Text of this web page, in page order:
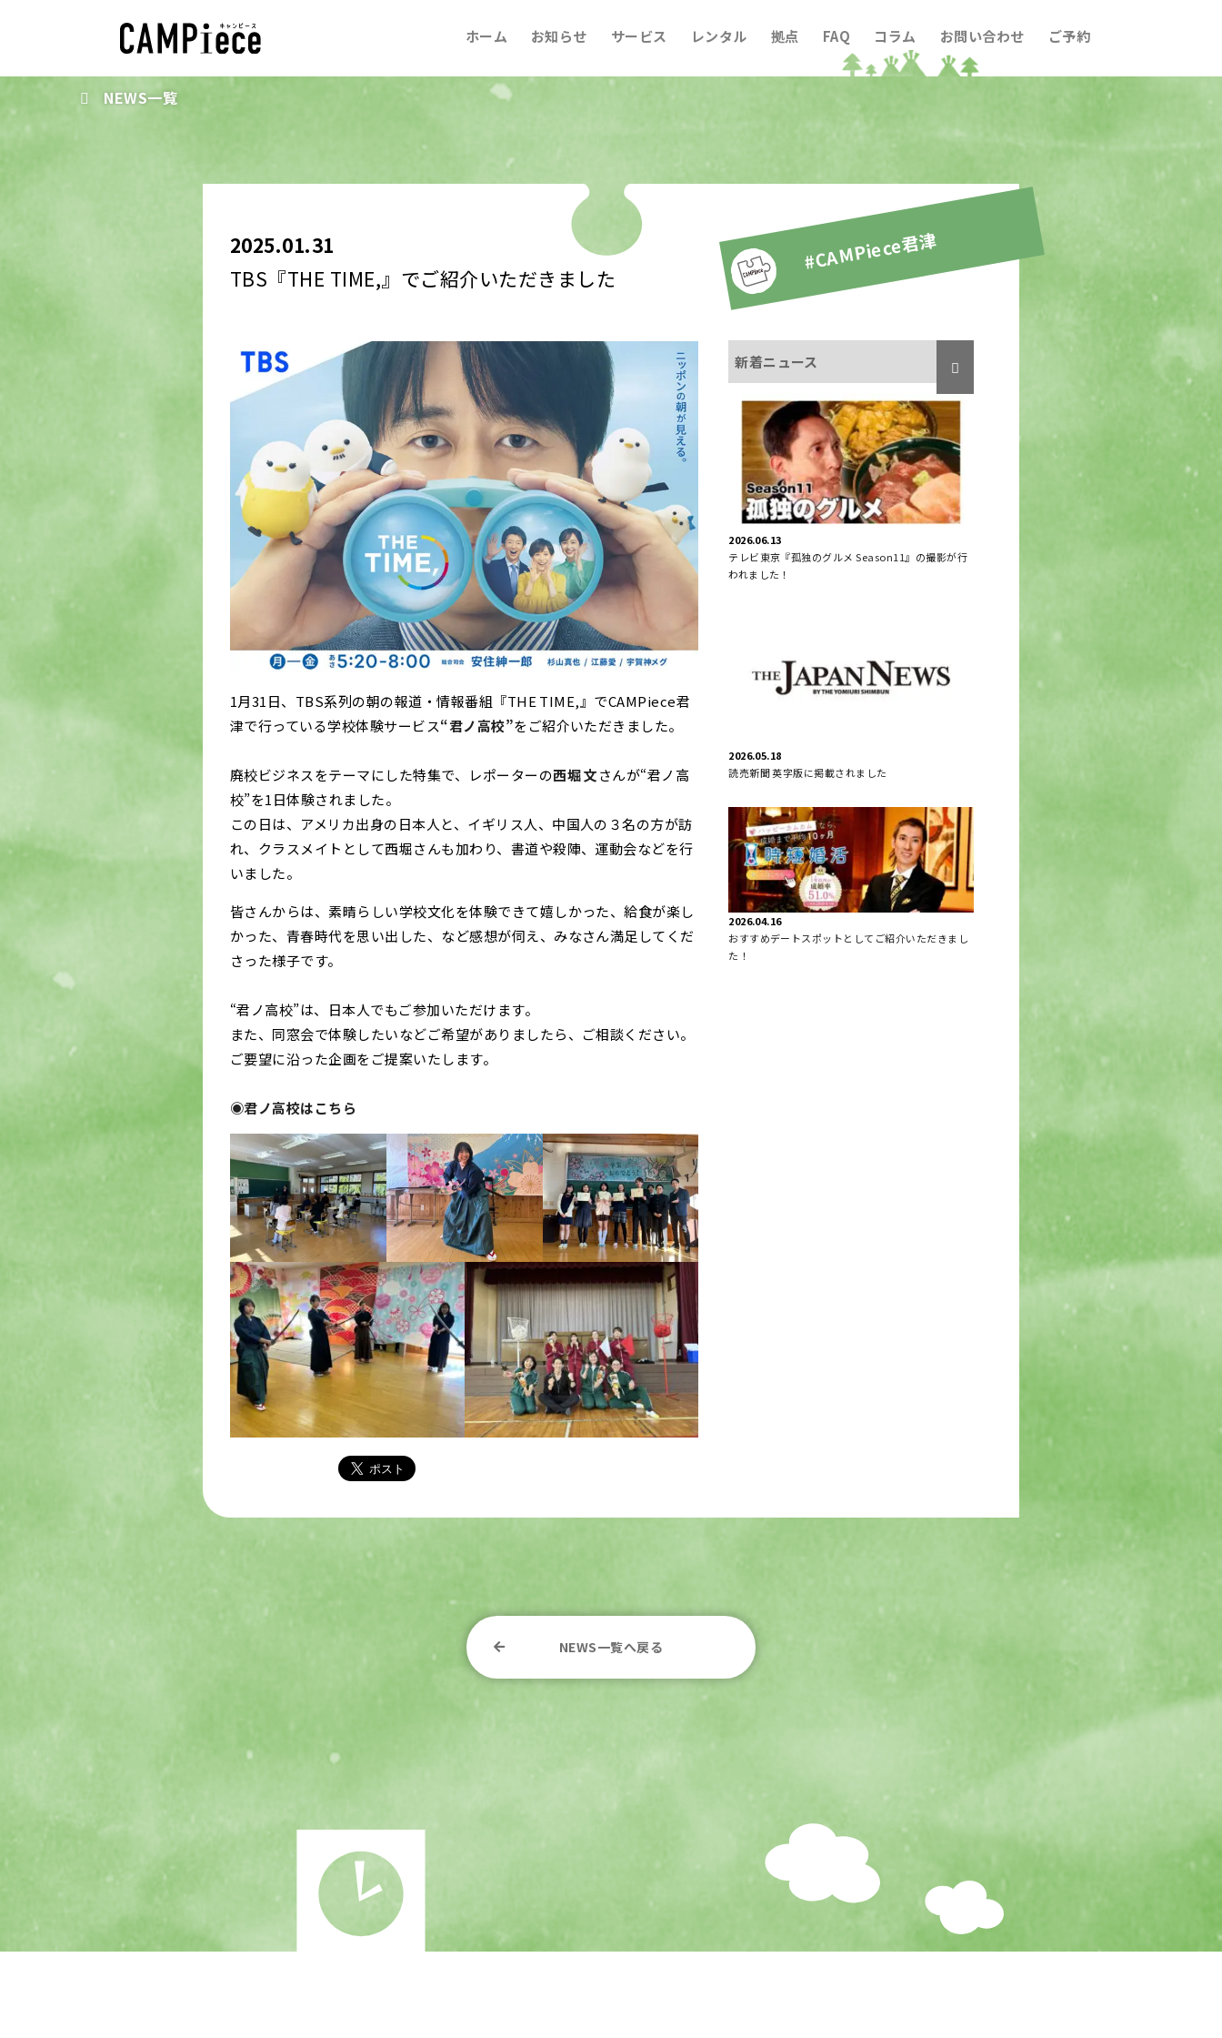
ホーム お知らせ サービス レンタル 拠点 FAQ コラム お問い合わせ ご予約
NEWS一覧
#CAMPiece君津
2025.01.31
TBS『THE TIME,』でご紹介いただきました
1月31日、TBS系列の朝の報道・情報番組『THE TIME,』でCAMPiece君
津で行っている学校体験サービス“君ノ高校”をご紹介いただきました。
廃校ビジネスをテーマにした特集で、レポーターの西堀 文さんが“君ノ高
校”を1日体験されました。
この日は、アメリカ出身の日本人と、イギリス人、中国人の３名の方が訪
れ、クラスメイトとして西堀さんも加わり、書道や殺陣、運動会などを行
いました。
皆さんからは、素晴らしい学校文化を体験できて嬉しかった、給食が楽し
かった、青春時代を思い出した、など感想が伺え、みなさん満足してくだ
さった様子です。
“君ノ高校”は、日本人でもご参加いただけます。
また、同窓会で体験したいなどご希望がありましたら、ご相談ください。
ご要望に沿った企画をご提案いたします。
◉君ノ高校はこちら
新着ニュース
2026.06.13
テレビ東京『孤独のグルメ Season11』の撮影が行
われました！
2026.05.18
読売新聞 英字版に掲載されました
2026.04.16
おすすめデートスポットとしてご紹介いただきまし
た！
NEWS一覧へ戻る